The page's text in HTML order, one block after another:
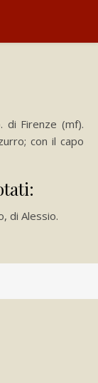
di Firenze (mf).
con il capo
di Alessio.